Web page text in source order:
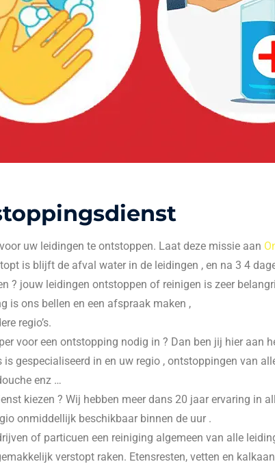
uw leidingen te ontstoppen. Laat deze missie aan
is blijft de afval water in de leidingen , en na 3 4
? jouw leidingen ontstoppen of reinigen is zeer
is ons bellen en een afspraak maken ,
regio’s.
voor een ontstopping nodig in ? Dan ben jij hier aan
gespecialiseerd in en uw regio , ontstoppingen van
enz …
kiezen ? Wij hebben meer dans 20 jaar ervaring in
onmiddellijk beschikbaar binnen de uur .
of particuen een reiniging algemeen van alle
verstopt raken. Etensresten, vetten en